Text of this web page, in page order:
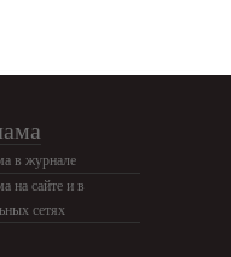
в журнале
на сайте и в
сетях